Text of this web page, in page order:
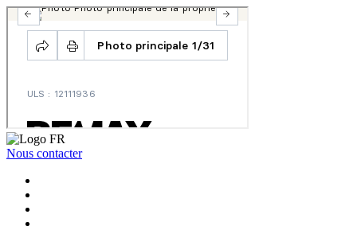
Nous contacter